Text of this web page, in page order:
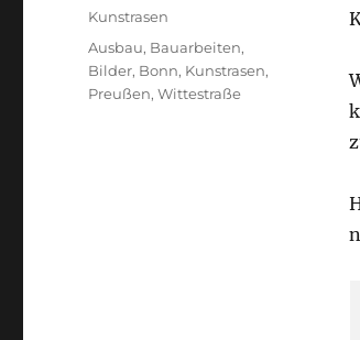
Kategorien
Kunstrasen
Schlagwörter
Ausbau, Bauarbeiten,
Bilder, Bonn, Kunstrasen,
Preußen,Wittestraße